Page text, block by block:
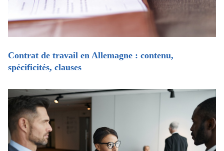
Contrat de travail en Allemagne : contenu,
spécificités, clauses